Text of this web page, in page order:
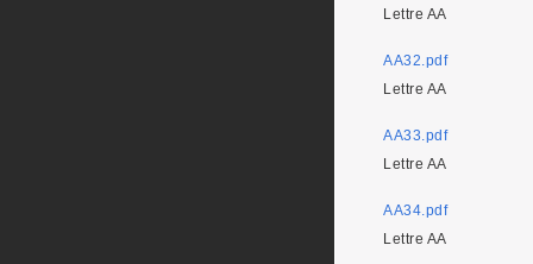
Lettre AA
AA32.pdf
Lettre AA
AA33.pdf
Lettre AA
AA34.pdf
Lettre AA